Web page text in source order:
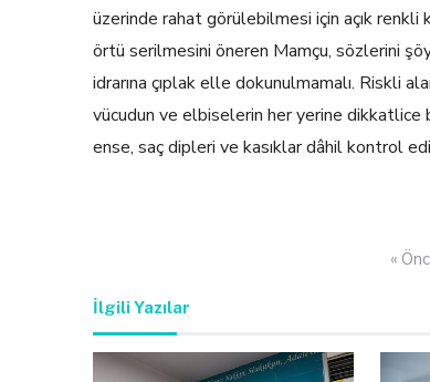
üzerinde rahat görülebilmesi için açık
örtü serilmesini öneren Mamçu, sözlerini
idrarına çıplak elle dokunulmamalı. Riskli
vücudun ve elbiselerin her yerine dikkatlice
ense, saç dipleri ve kasıklar dâhil kontrol
«
İlgili Yazılar